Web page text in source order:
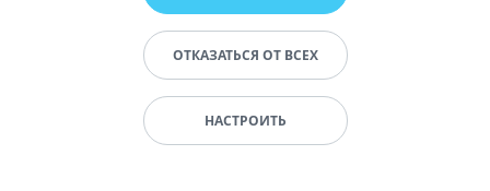
ОТКАЗАТЬСЯ ОТ ВСЕХ
НАСТРОИТЬ